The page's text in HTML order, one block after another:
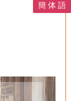
簡 体 語